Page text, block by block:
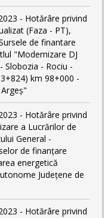
- Hotărâre privind
(Faza - PT),
de finantare
"Modernizare DJ
Slobozia - Rociu -
km 98+000 -
- Hotărâre privind
a Lucrărilor de
General -
de finanțare
energetică
Județene de
- Hotărâre privind